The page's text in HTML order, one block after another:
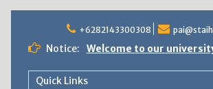
content
+6282143300308
Notice: Welcome to our
Quick Links